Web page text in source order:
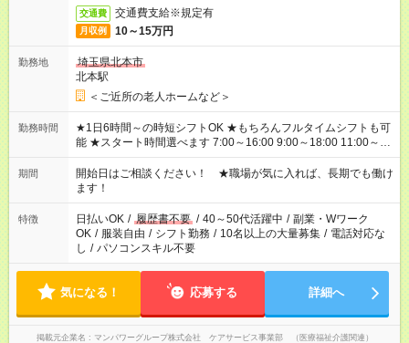
交通費 交通費支給※規定有
月収例 10～15万円
勤務地
埼玉県北本市
北本駅
＜ご近所の老人ホームなど＞
勤務時間
★1日6時間～の時短シフトOK ★もちろんフルタイムシフトも可
能 ★スタート時間選べます 7:00～16:00 9:00～18:00 11:00～
20:00 など 残業なし！ ※Wワークの場合、他のお仕事と合わせ
週40時間超の就業はご案内できません ※法令に基づき、週20時
間以上勤務は社会保険への加入対象となります ※労働者派遣法
（日雇い派遣の原則禁止）により、短時間・短期間の就業はご
案内が難しい場合があります
期間
開始日はご相談ください！ ★職場が気に入れば、長期でも働け
ます！
特徴 日払いOK / 履歴書不要 / 40～50代活躍中 / 副業・Wワーク
OK / 服装自由 / シフト勤務 / 10名以上の大量募集 / 電話対応な
し / パソコンスキル不要
気になる！ 応募する 詳細へ
掲載元企業名 マンパワーグループ株式会社 ケアサービス事業部 （医療福祉介護関連）